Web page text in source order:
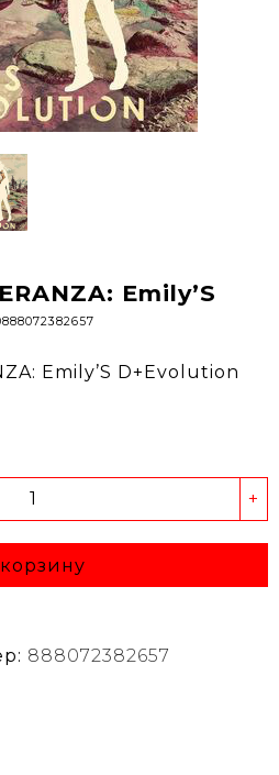
Emily’S
Emily’S D+Evolution
+
888072382657